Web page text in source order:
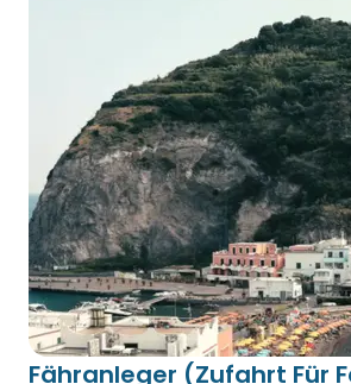
Fähranleger (Zufahrt Für